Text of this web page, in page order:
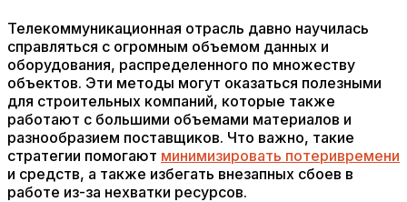
Телекоммуникационная отрасль давно научилась
справляться с огромным объемом данных и
оборудования, распределенного по множеству
объектов. Эти методы могут оказаться полезными
для строительных компаний, которые также
работают с большими объемами материалов и
разнообразием поставщиков. Что важно, такие
стратегии помогают минимизировать потеривремени
и средств, а также избегать внезапных сбоев в
работе из-за нехватки ресурсов.